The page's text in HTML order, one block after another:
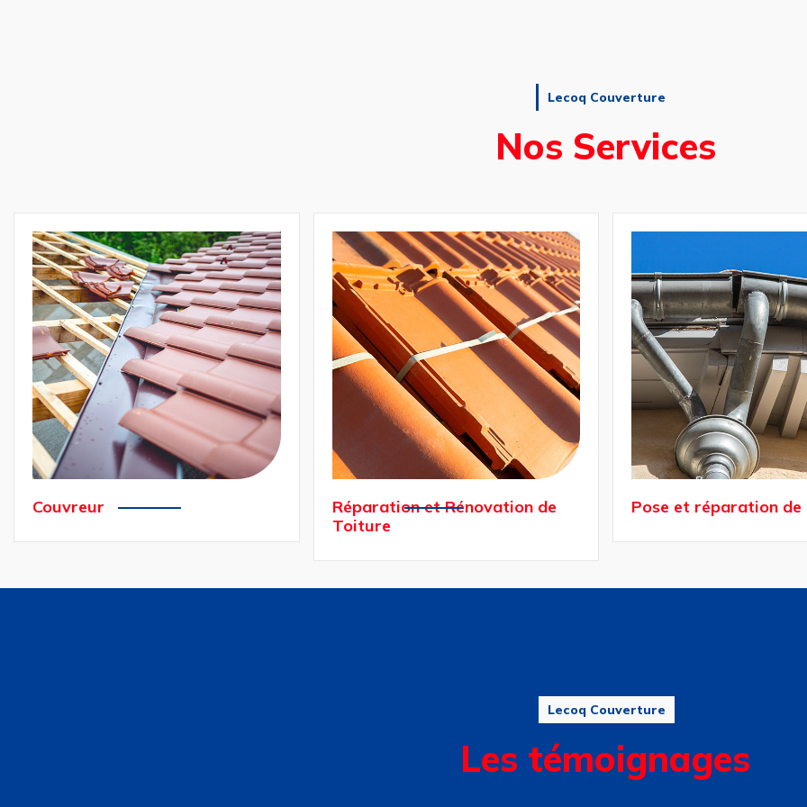
Lecoq Couverture
Nos Services
Réparation et
Rénovation de
Toiture
Réparation et Rénovation de
Pose et réparation
de gouttière
Pose et réparation de gouttière
Nettoyage et
Lecoq Couverture
Les témoignages